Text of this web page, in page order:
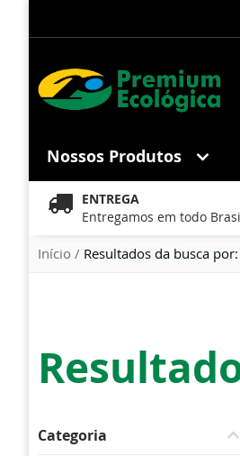
para
conteúdo
Nossos Produtos
ENTREGA
Entregamos em todo
Início Resultados da busca
Categoria